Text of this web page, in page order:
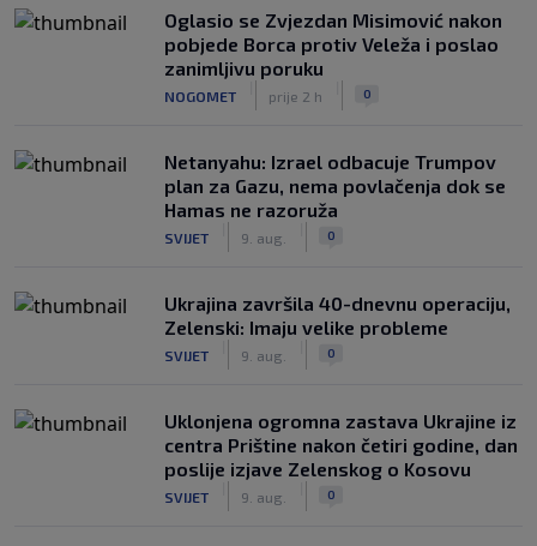
Oglasio se Zvjezdan Misimović nakon
pobjede Borca protiv Veleža i poslao
zanimljivu poruku
NOGOMET prije 2 h 0
Netanyahu: Izrael odbacuje Trumpov
plan za Gazu, nema povlačenja dok se
Hamas ne razoruža
SVIJET 9. aug. 0
Ukrajina završila 40-dnevnu operaciju,
Zelenski: Imaju velike probleme
SVIJET 9. aug. 0
Uklonjena ogromna zastava Ukrajine iz
centra Prištine nakon četiri godine, dan
poslije izjave Zelenskog o Kosovu
SVIJET 9. aug. 0